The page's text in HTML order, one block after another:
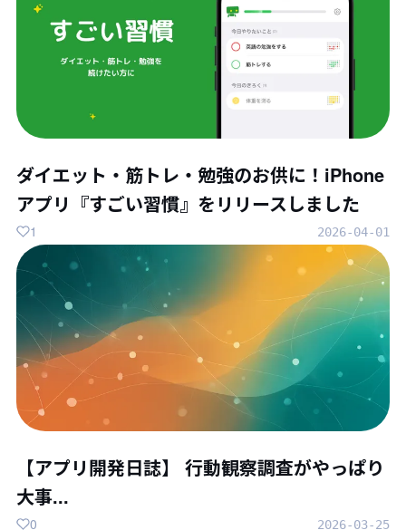
ダイエット・筋トレ・勉強のお供に！iPhone
アプリ『すごい習慣』をリリースしました
2026-04-01
1
【アプリ開発日誌】 行動観察調査がやっぱり
大事...
2026-03-25
0